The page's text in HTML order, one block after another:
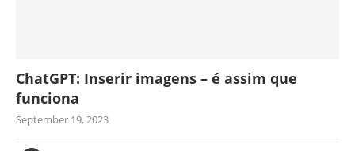
ChatGPT: Inserir imagens – é assim que
funciona
September 19, 2023